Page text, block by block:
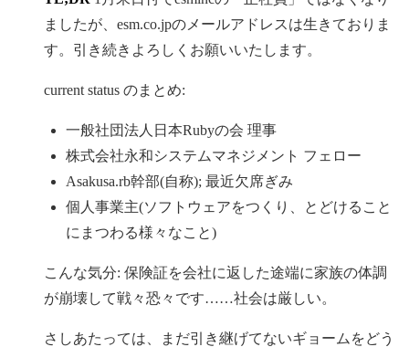
ましたが、esm.co.jpのメールアドレスは生きておりま
す。引き続きよろしくお願いいたします。
current status のまとめ:
一般社団法人日本Rubyの会 理事
株式会社永和システムマネジメント フェロー
Asakusa.rb幹部(自称); 最近欠席ぎみ
個人事業主(ソフトウェアをつくり、とどけること
にまつわる様々なこと)
こんな気分: 保険証を会社に返した途端に家族の体調
が崩壊して戦々恐々です……社会は厳しい。
さしあたっては、まだ引き継げてないギョームをどう